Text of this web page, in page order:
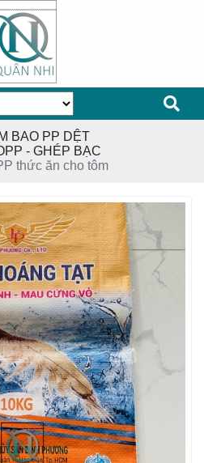
BAO PP DỆT
- GHÉP BẠC
thức ăn cho tôm